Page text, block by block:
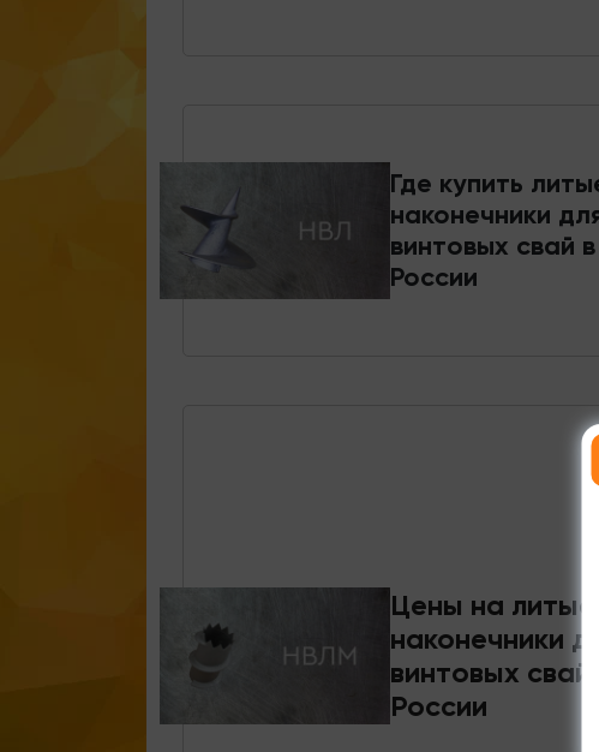
Где купить
наконечники
винтовых свай в
России
Цены на литые
наконечники
винтовых свай в
России